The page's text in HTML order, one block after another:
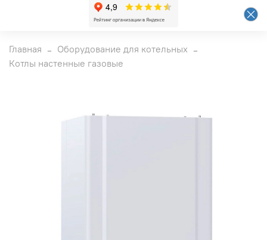
Главная
Оборудование для котельных
Котлы настенные газовые